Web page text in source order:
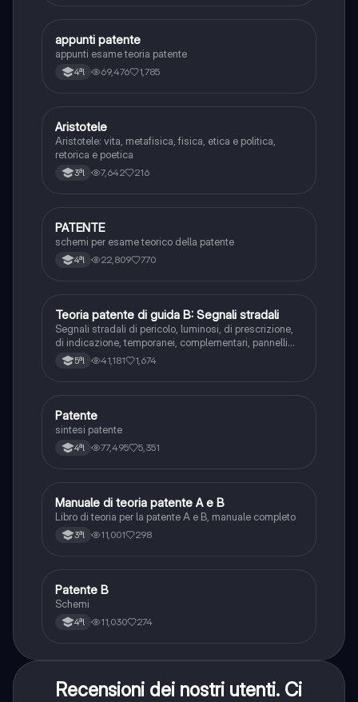
Altro
appunti patente
appunti esame teoria patente
4ªl 69,476 1,785
Filosofia
Aristotele
Aristotele: vita, metafisica, fisica, etica e politica,
retorica e poetica
3ªl 7,642 216
Altro
PATENTE
schemi per esame teorico della patente
4ªl 22,809 770
Ed. civ.
Teoria patente di guida B: Segnali stradali
Segnali stradali di pericolo, luminosi, di prescrizione,
di indicazione, temporanei, complementari, pannelli
integrativi, segnaletica orizzontale, segnalazioni
agenti del traffico, distanza di visibilità per l‘arresto,
5ªl 41,181 1,674
Altro
Patente
sintesi patente
4ªl 77,495 5,351
Italiano
Manuale di teoria patente A e B
Libro di teoria per la patente A e B, manuale completo
3ªl 11,001 298
Altro
Patente B
Schemi
4ªl 11,030 274
Recensioni dei nostri utenti. Ci